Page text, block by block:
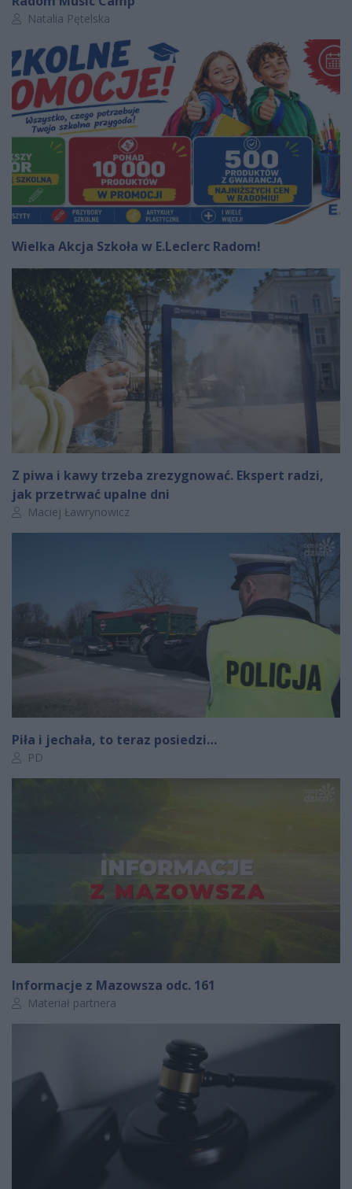
Autor artykułu:
Natalia Pętelska
Wielka Akcja Szkoła w E.Leclerc Radom!
Z piwa i kawy trzeba zrezygnować. Ekspert radzi,
jak przetrwać upalne dni
Autor artykułu:
Maciej Ławrynowicz
Piła i jechała, to teraz posiedzi…
Autor artykułu:
PD
Informacje z Mazowsza odc. 161
Autor artykułu:
Materiał partnera